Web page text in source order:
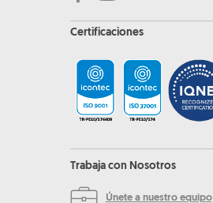
Certificaciones
Trabaja con Nosotros
Únete a nuestro equipo